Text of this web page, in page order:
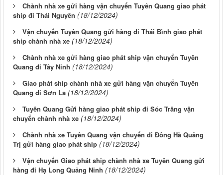
Chành nhà xe gửi hàng vận chuyển Tuyên Quang giao phát
ship đi Thái Nguyên (18/12/2024)
Vận chuyển Tuyên Quang gửi hàng đi Thái Bình giao phát
ship chành nhà xe (18/12/2024)
Chành nhà xe gửi hàng giao phát ship vận chuyển Tuyên
Quang đi Tây Ninh (18/12/2024)
Giao phát ship chành nhà xe gửi hàng vận chuyển Tuyên
Quang đi Sơn La (18/12/2024)
Tuyên Quang Gửi hàng giao phát ship đi Sóc Trăng vận
chuyển chành nhà xe (18/12/2024)
Chành nhà xe Tuyên Quang vận chuyển đi Đông Hà Quảng
Trị gửi hàng giao phát ship (18/12/2024)
Vận chuyển Giao phát ship chành nhà xe Tuyên Quang gửi
hàng đi Hạ Long Quảng Ninh (18/12/2024)